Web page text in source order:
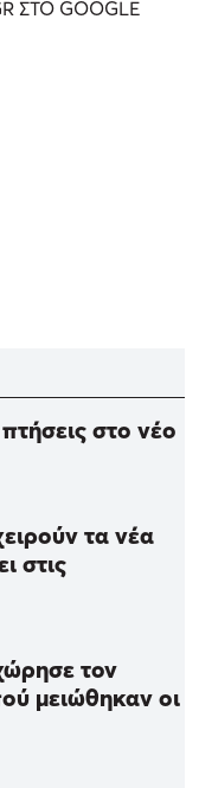
ΣΤΟ GOOGLE
στο νέο
τα νέα
στις
τον
μειώθηκαν οι